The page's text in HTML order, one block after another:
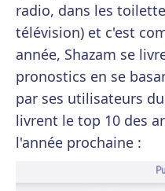
radio, dans les
télévision) et c'est
année, Shazam se
pronostics en se
par ses utilisateurs
livrent le top 10 des
l'année prochaine :